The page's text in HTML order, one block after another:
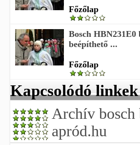
Főzőlap
Bosch HBN231E0
beépíthető ...
Főzőlap
Kapcsolódó linkek
Archív bosch
apród.hu